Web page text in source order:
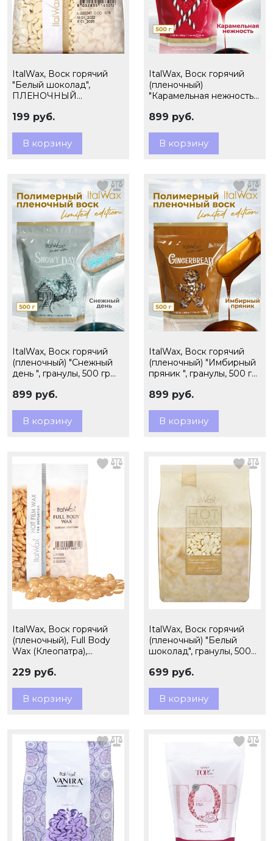
ItalWax, Воск горячий
"Белый шоколад",
ПЛЕНОЧНЫЙ
199 руб.
В корзину
ItalWax, Воск горячий
(пленочный)
"Карамельная нежность ",
899 руб.
В корзину
ItalWax, Воск горячий
(пленочный) "Снежный
день ", гранулы, 500 гр
899 руб.
В корзину
ItalWax, Воск горячий
(пленочный) "Имбирный
пряник ", гранулы, 500 гр
899 руб.
В корзину
ItalWax, Воск горячий
(пленочный), Full Body
Wax (Клеопатра),
229 руб.
В корзину
ItalWax, Воск горячий
(пленочный) "Белый
шоколад", гранулы, 500
699 руб.
В корзину